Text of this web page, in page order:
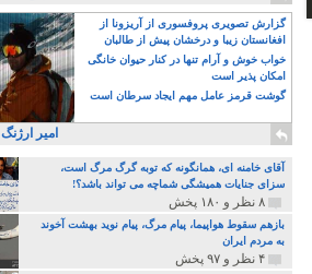
گزارش تصویری پروفسوری از آریزونا از
افغانستان زیبا و درخشان پیش از طالبان
خواب خوش و آرام تنها در کنار حیوان خانگی
امکان پذیر است
گوشت قرمز عامل مهم ایجاد سرطان است
امیر ارژنگ
آقای خامنه ای، همانگونه که توبه گرگ مرگ است،
سزای جنایات همیشگی شماچه می تواند باشد؟!
۸ نظر و ۱۸۰ پخش
بازهم سقوط هواپیما، پیام مرگ، پیام نوید بهشت آخوند
به مردم ایران
۴ نظر و ۹۷ پخش